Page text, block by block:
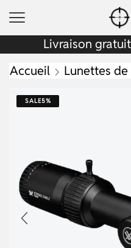
Livraison
Accueil
Lunettes de
SALE5%